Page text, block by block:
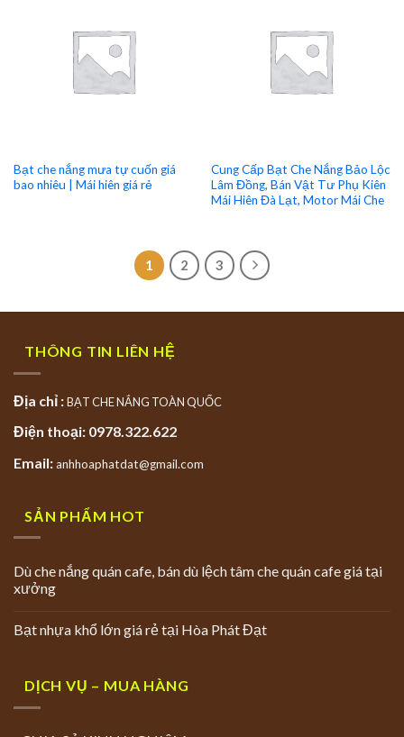
Bạt che nắng mưa tự cuốn giá
bao nhiêu | Mái hiên giá rẻ
Cung Cấp Bạt Che Nắng Bảo Lộc
Lâm Đồng, Bán Vật Tư Phụ Kiên
Mái Hiên Đà Lạt, Motor Mái Che
1 2 3
THÔNG TIN LIÊN HỆ
Địa chỉ :BẠT CHE NẮNG TOÀN QUỐC
Điện thoại: 0978.322.622
Email:anhhoaphatdat@gmail.com
SẢN PHẨM HOT
Dù che nắng quán cafe, bán dù lệch tâm che quán cafe giá tại
xưởng
Bạt nhựa khổ lớn giá rẻ tại Hòa Phát Đạt
DỊCH VỤ – MUA HÀNG